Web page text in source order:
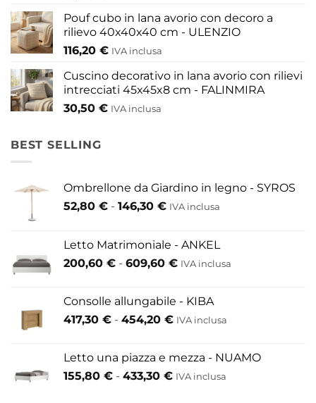
Pouf cubo in lana avorio con decoro a
rilievo 40x40x40 cm - ULENZIO
116,20 € IVA inclusa
Cuscino decorativo in lana avorio con rilievi
intrecciati 45x45x8 cm - FALINMIRA
30,50 € IVA inclusa
BEST SELLING
Ombrellone da Giardino in legno - SYROS
52,80 € - 146,30 €Fascia
da
52,80 €
146,30 €
IVA inclusa
Letto Matrimoniale - ANKEL
200,60 € - 609,60 €Fascia
da
200,60 €
609,60 €
IVA inclusa
Consolle allungabile - KIBA
417,30 € - 454,20 €Fascia
da
417,30 €
IVA inclusa
Letto una piazza e mezza - NUAMO
155,80 € - 433,30 €Fascia
IVA inclusa